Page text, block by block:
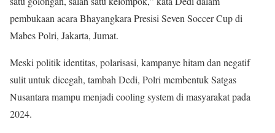
pembukaan acara Bhayangkara Presisi Seven Soccer Cup di
Mabes Polri, Jakarta, Jumat.
Meski politik identitas, polarisasi, kampanye hitam dan negatif
sulit untuk dicegah, tambah Dedi, Polri membentuk Satgas
Nusantara mampu menjadi cooling system di masyarakat pada
2024.